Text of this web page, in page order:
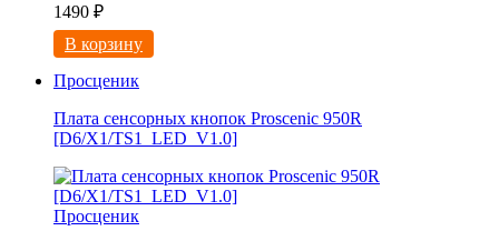
1490 ₽
В корзину
Просценик
Плата сенсорных кнопок Proscenic 950R
[D6/X1/TS1_LED_V1.0]
Просценик